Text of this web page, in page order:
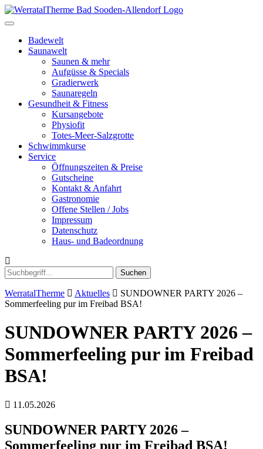
Toggle
navigationBadewelt
Saunawelt
Saunen & mehr
Aufgüsse & Specials
Gradierwerk
Saunaregeln
Gesundheit & Fitness
Kursangebote
Physiofit
Totes-Meer-Salzgrotte
Schwimmkurse
Service
Öffnungszeiten & Preise
Gutscheine
Kontakt & Anfahrt
Gastronomie
Offene Stellen / Jobs
Impressum
Datenschutz
Haus- und Badeordnung
Suchen
WerratalTherme Aktuelles
SUNDOWNER PARTY 2026 –
Sommerfeeling pur im Freibad BSA!
SUNDOWNER PARTY 2026 –
Sommerfeeling pur im Freibad
BSA!
11.05.2026
SUNDOWNER PARTY 2026 –
Sommerfeeling pur im Freibad BSA!